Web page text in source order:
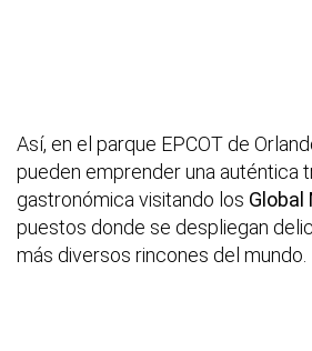
Así, en el parque EPCOT de
pueden emprender una auténtica
gastronómica visitando los
puestos donde se despliegan
más diversos rincones del mundo.